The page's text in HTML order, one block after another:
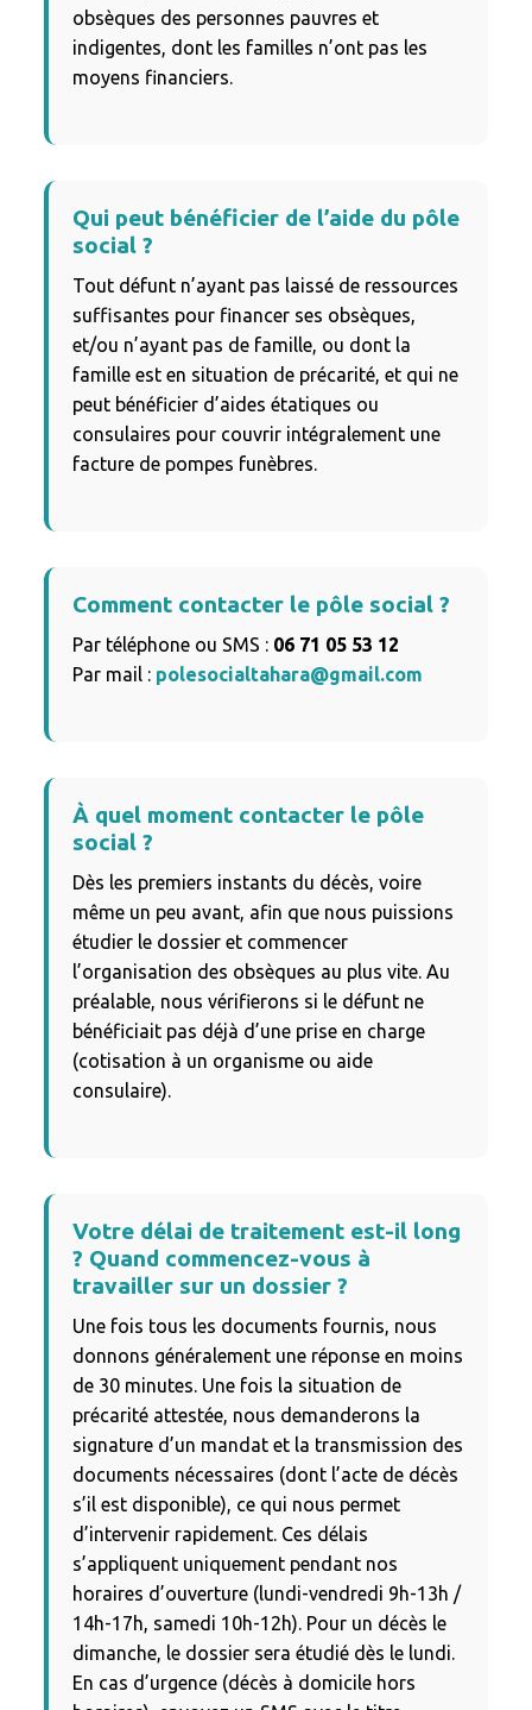
obsèques des personnes pauvres et
indigentes, dont les familles n’ont pas les
moyens financiers.
Qui peut bénéficier de l’aide du pôle
social ?
Tout défunt n’ayant pas laissé de ressources
suffisantes pour financer ses obsèques,
et/ou n’ayant pas de famille, ou dont la
famille est en situation de précarité, et qui ne
peut bénéficier d’aides étatiques ou
consulaires pour couvrir intégralement une
facture de pompes funèbres.
Comment contacter le pôle social ?
Par téléphone ou SMS : 06 71 05 53 12
Par mail : polesocialtahara@gmail.com
À quel moment contacter le pôle
social ?
Dès les premiers instants du décès, voire
même un peu avant, afin que nous puissions
étudier le dossier et commencer
l’organisation des obsèques au plus vite. Au
préalable, nous vérifierons si le défunt ne
bénéficiait pas déjà d’une prise en charge
(cotisation à un organisme ou aide
consulaire).
Votre délai de traitement est-il long
? Quand commencez-vous à
travailler sur un dossier ?
Une fois tous les documents fournis, nous
donnons généralement une réponse en moins
de 30 minutes. Une fois la situation de
précarité attestée, nous demanderons la
signature d’un mandat et la transmission des
documents nécessaires (dont l’acte de décès
s’il est disponible), ce qui nous permet
d’intervenir rapidement. Ces délais
s’appliquent uniquement pendant nos
horaires d’ouverture (lundi-vendredi 9h-13h /
14h-17h, samedi 10h-12h). Pour un décès le
dimanche, le dossier sera étudié dès le lundi.
En cas d’urgence (décès à domicile hors